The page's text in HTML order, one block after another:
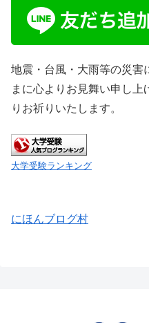
地震・台風・大雨等の災害
まに心よりお見舞い申し上
りお祈りいたします。
大学受験ランキング
にほんブログ村